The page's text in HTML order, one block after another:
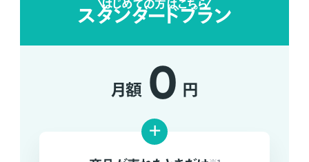
はじめての方はこちら
スタンダードプラン
月額 0 円
+